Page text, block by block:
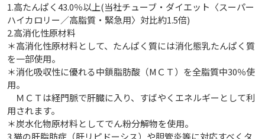
1.高たんぱく43.0％以上(当社チューブ・ダイエット〈スーパー
ハイカロリー／高脂質・緊急用〉対比約1.5倍)
2.高消化性原材料
＊高消化性原材料として、たんぱく質には消化態乳たんぱく質
を一部使用。
＊消化吸収性に優れる中鎖脂肪酸（МＣＴ）を全脂質中30％使
用。
ＭＣＴは経門脈で肝臓に入り、すばやくエネルギーとして利
用されます。
＊炭水化物原材料としてでん粉分解物を使用。